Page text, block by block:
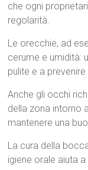
che ogni
regolarità.
Le orecchie, ad
cerume e umidità:
pulite e a
Anche gli occhi
della zona intorno
mantenere una
La cura della
igiene orale aiuta